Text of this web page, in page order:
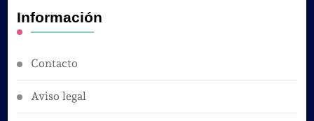
Información
Contacto
Aviso legal